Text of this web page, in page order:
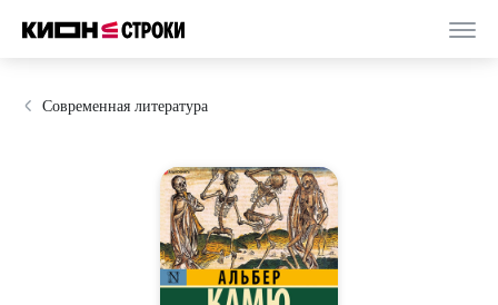
Современная литература